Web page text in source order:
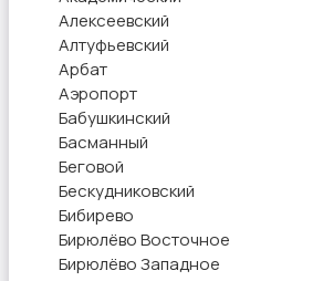
Другое
Алексеевский
Алтуфьевский
Арбат
Аэропорт
Бабушкинский
Басманный
Беговой
Бескудниковский
Бибирево
Бирюлёво Восточное
Бирюлёво Западное